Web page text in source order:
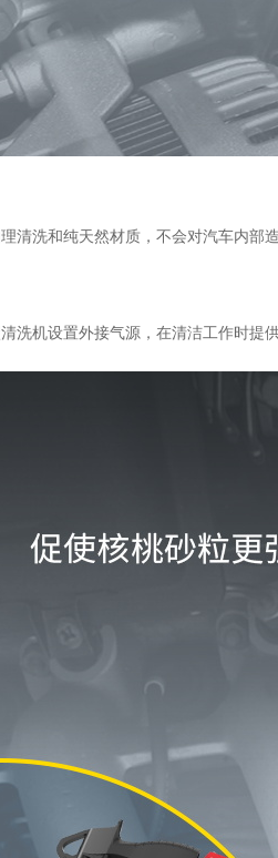
清洗和纯天然材质，不会对汽车内部
洗机设置外接气源，在清洁工作时提